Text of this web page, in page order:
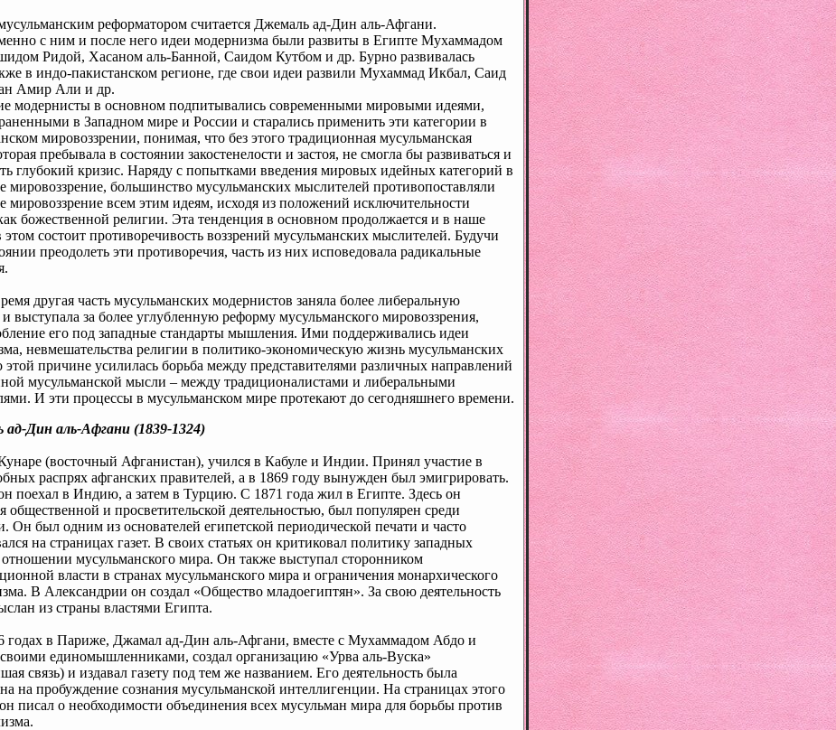
реформатором считается Джемаль ад-Дин аль-Афгани.
с ним и после него идеи модернизма были развиты в Египте Мухаммадом
Ридой, Хасаном аль-Банной, Саидом Кутбом и др. Бурно развивалась
в индо-пакистанском регионе, где свои идеи развили Мухаммад Икбал, Саид
Амир Али и др.
модернисты в основном подпитывались современными мировыми идеями,
в Западном мире и России и старались применить эти категории в
мировоззрении, понимая, что без этого традиционная мусульманская
пребывала в состоянии закостенелости и застоя, не смогла бы развиваться и
глубокий кризис. Наряду с попытками введения мировых идейных категорий в
мировоззрение, большинство мусульманских мыслителей противопоставляли
мировоззрение всем этим идеям, исходя из положений исключительности
божественной религии. Эта тенденция в основном продолжается и в наше
этом состоит противоречивость воззрений мусульманских мыслителей. Будучи
преодолеть эти противоречия, часть из них исповедовала радикальные
другая часть мусульманских модернистов заняла более либеральную
выступала за более углубленную реформу мусульманского мировоззрения,
его под западные стандарты мышления. Ими поддерживались идеи
невмешательства религии в политико-экономическую жизнь мусульманских
этой причине усилилась борьба между представителями различных направлений
мусульманской мысли – между традиционалистами и либеральными
И эти процессы в мусульманском мире протекают до сегодняшнего времени.
Дин аль-Афгани (1839-1324)
(восточный Афганистан), учился в Кабуле и Индии. Принял участие в
распрях афганских правителей, а в 1869 году вынужден был эмигрировать.
поехал в Индию, а затем в Турцию. С 1871 года жил в Египте. Здесь он
общественной и просветительской деятельностью, был популярен среди
Он был одним из основателей египетской периодической печати и часто
на страницах газет. В своих статьях он критиковал политику западных
мусульманского мира. Он также выступал сторонником
власти в странах мусульманского мира и ограничения монархического
В Александрии он создал «Общество младоегиптян». За свою деятельность
из страны властями Египта.
годах в Париже, Джамал ад-Дин аль-Афгани, вместе с Мухаммадом Абдо и
единомышленниками, создал организацию «Урва аль-Вуска»
связь) и издавал газету под тем же названием. Его деятельность была
на пробуждение сознания мусульманской интеллигенции. На страницах этого
писал о необходимости объединения всех мусульман мира для борьбы против